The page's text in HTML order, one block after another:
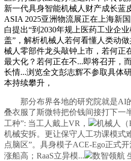
新一代具身智能机械人财产成长蓝
ASIA 2025亚洲物流展正在上海新
白提出“到2030年规上医药工业企
盖”，解析机械人若何看懂人类动
械人零部件龙头敲钟上市，若何正
最大化？若何正在不...即将召开，
长情...浏览全文彭志辉不参取具体
本持续攀升，
那分布界各地的研究院就是AI
叠衣服了斯微特把价钱间接打下一
工种”: 当工人戴上VR，
机械人（
机械安拆。更让保守人工功课模式
点脑区”。具身模子ACE-Ego正式
涨船高；RaaS立异模...
数智领航